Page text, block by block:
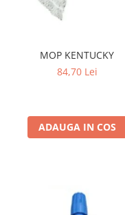
MOP KENTUCKY
84,70 Lei
ADAUGA IN COS